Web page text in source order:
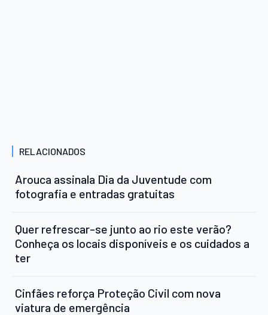
RELACIONADOS
Arouca assinala Dia da Juventude com
fotografia e entradas gratuitas
Quer refrescar-se junto ao rio este verão?
Conheça os locais disponíveis e os cuidados a
ter
Cinfães reforça Proteção Civil com nova
viatura de emergência